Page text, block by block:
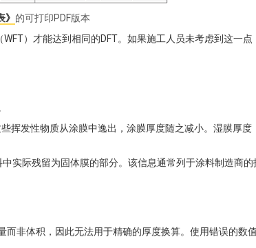
的可打印PDF版本
）才能达到相同的DFT。如果施工人员未考虑到这一点
挥发性物质从涂膜中逸出，涂膜厚度随之减小。湿膜厚度
实际残留为固体膜的部分。该信息通常列于涂料制造商的
而非体积，因此无法用于精确的厚度换算。使用错误的数